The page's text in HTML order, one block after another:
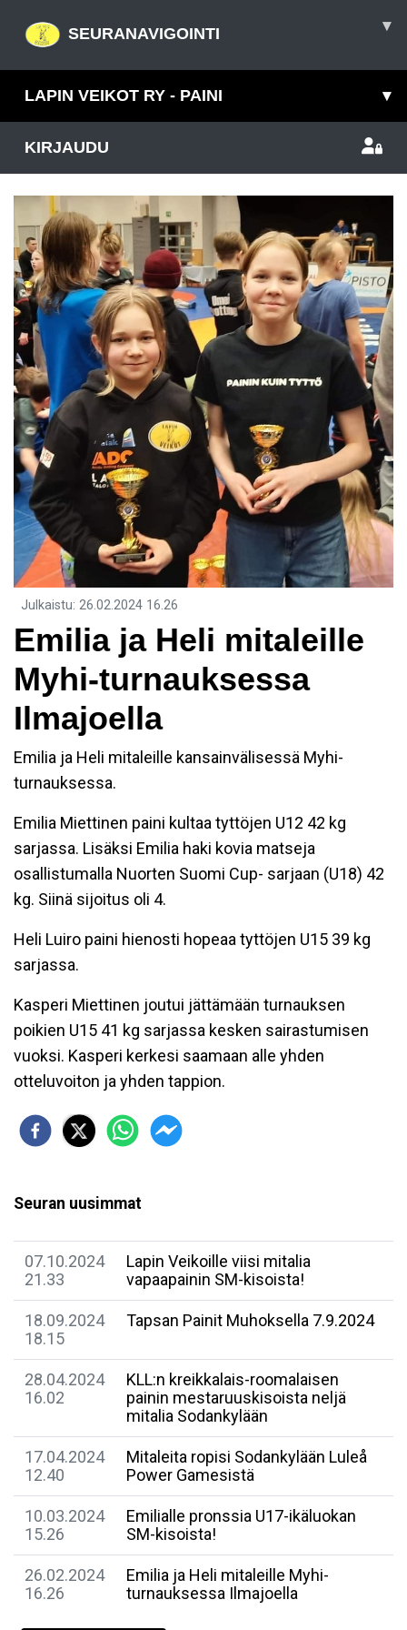
SEURANAVIGOINTI ▾
LAPIN VEIKOT RY - PAINI ▾
KIRJAUDU
Julkaistu: 26.02.2024 16.26
Emilia ja Heli mitaleille
Myhi-turnauksessa
Ilmajoella
Emilia ja Heli mitaleille kansainvälisessä Myhi-
turnauksessa.
Emilia Miettinen paini kultaa tyttöjen U12 42 kg
sarjassa. Lisäksi Emilia haki kovia matseja
osallistumalla Nuorten Suomi Cup- sarjaan (U18) 42
kg. Siinä sijoitus oli 4.
Heli Luiro paini hienosti hopeaa tyttöjen U15 39 kg
sarjassa.
Kasperi Miettinen joutui jättämään turnauksen
poikien U15 41 kg sarjassa kesken sairastumisen
vuoksi. Kasperi kerkesi saamaan alle yhden
otteluvoiton ja yhden tappion.
Seuran uusimmat
07.10.2024
21.33
Lapin Veikoille viisi mitalia
vapaapainin SM-kisoista!
18.09.2024
18.15
Tapsan Painit Muhoksella 7.9.2024
28.04.2024
16.02
KLL:n kreikkalais-roomalaisen
painin mestaruuskisoista neljä
mitalia Sodankylään
17.04.2024
12.40
Mitaleita ropisi Sodankylään Luleå
Power Gamesistä
10.03.2024
15.26
Emilialle pronssia U17-ikäluokan
SM-kisoista!
26.02.2024
16.26
Emilia ja Heli mitaleille Myhi-
turnauksessa Ilmajoella